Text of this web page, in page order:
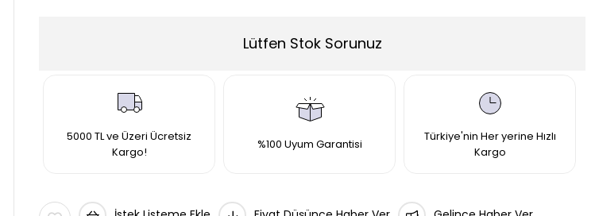
Lütfen Stok Sorunuz
5000 TL ve Üzeri Ücretsiz
Kargo!
%100 Uyum Garantisi
Türkiye'nin Her yerine Hızlı
Kargo